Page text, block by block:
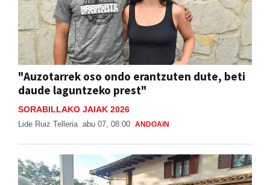
"Auzotarrek oso ondo erantzuten dute, beti
daude laguntzeko prest"
SORABILLAKO JAIAK 2026
Lide Ruiz Telleria abu 07, 08:00 ANDOAIN